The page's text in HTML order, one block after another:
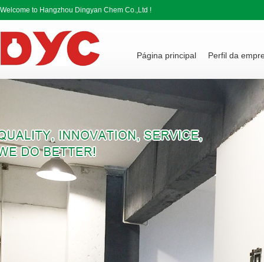
Welcome to Hangzhou Dingyan Chem Co.,Ltd !
Página principal Perfil da